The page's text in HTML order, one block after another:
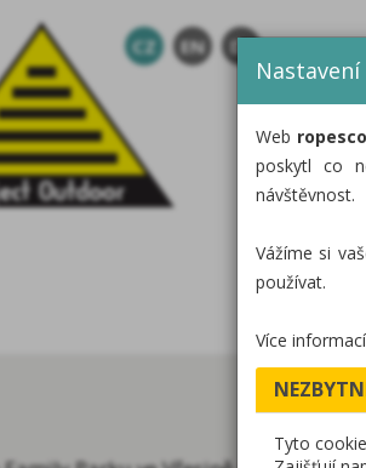
CZ EN DE
Web
poskytl co
návštěvnost.
Vážíme si
používat.
Více
Tyto